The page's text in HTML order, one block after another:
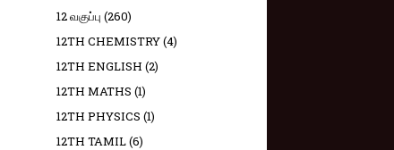
12 வகுப்பு (260)
12TH CHEMISTRY(4)
12TH ENGLISH (2)
12TH MATHS (1)
12TH PHYSICS (1)
12TH TAMIL(6)